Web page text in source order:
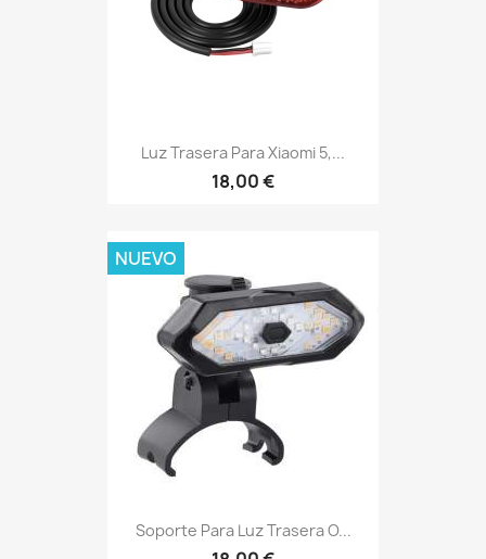
Luz Trasera Para Xiaomi 5,...
18,00 €
Soporte Para Luz Trasera O...
NUEVO